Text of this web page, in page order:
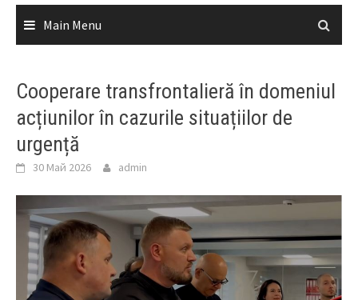
Main Menu
Cooperare transfrontalieră în domeniul
acțiunilor în cazurile situațiilor de
urgență
30 Май 2026 admin